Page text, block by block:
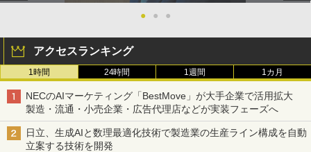
●
● ●
アクセスランキング
1時間 24時間 1週間 1カ月
NECのAIマーケティング「BestMove」が大手企業で活用拡大
製造・流通・小売企業・広告代理店などが実装フェーズへ
日立、生成AIと数理最適化技術で製造業の生産ライン構成を自動
立案する技術を開発